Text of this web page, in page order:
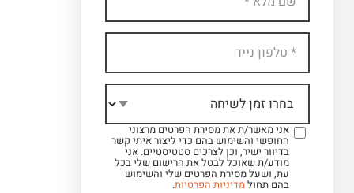
אני מאשר/ת את מסירת הפרטים מרצוני
החופשי והשימוש בהם כדי ליצור איתי קשר
בדיוור ישיר, וכן לצרכים סטטיסטיים. אני
מודע/ת שאוכל לבטל את הרישום שלי בכל
עת, ושעל מסירת הפרטים שלי והשימוש
בהם תחולמדיניות הפרטיות.